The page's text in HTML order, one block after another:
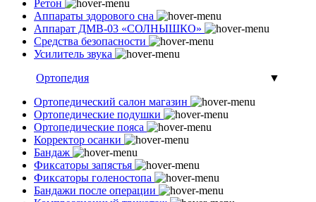
Ретон
Аппараты здорового сна
Аппарат ДМВ-03 «СОЛНЫШКО»
Средства безопасности
Усилитель звука
Ортопедия
▼
Ортопедический салон магазин
Ортопедические подушки
Ортопедические пояса
Корректор осанки
Бандаж
Фиксаторы запястья
Фиксаторы голеностопа
Бандажи после операции